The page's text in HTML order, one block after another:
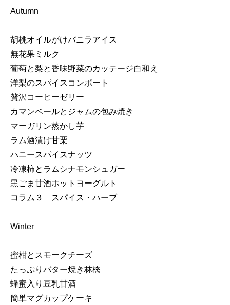
Autumn
胡桃オイルがけバニラアイス
無花果ミルク
葡萄と梨と香味野菜のカッテージ白和え
洋梨のスパイスコンポート
贅沢コーヒーゼリー
カマンベールとジャムの包み焼き
マーガリン蒸かし芋
ラム酒漬け甘栗
ハニースパイスナッツ
冷凍柿とラムシナモンシュガー
黒ごま甘酒ホットヨーグルト
コラム３ スパイス・ハーブ
Winter
蜜柑とスモークチーズ
たっぷりバター焼き林檎
蜂蜜入り豆乳甘酒
簡単マグカップケーキ